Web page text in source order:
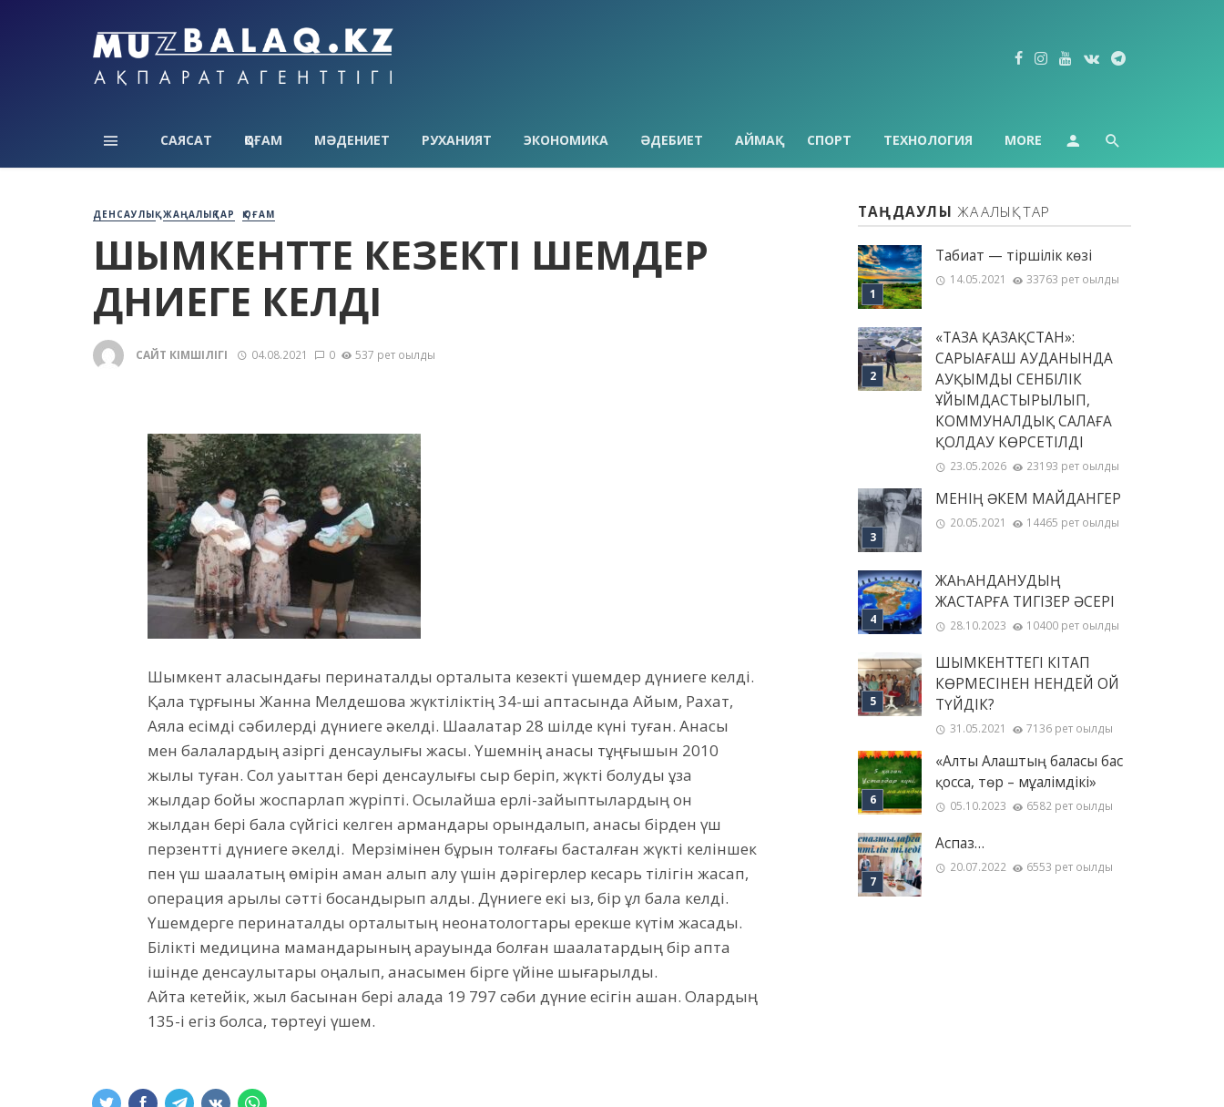
САЯСАТ ҚОҒАМ МӘДЕНИЕТ РУХАНИЯТ ЭКОНОМИКА ӘДЕБИЕТ АЙМАҚ СПОРТ ТЕХНОЛОГИЯ MORE
ДЕНСАУЛЫҚ ЖАҢАЛЫҚТАР ҚОҒАМ
ШЫМКЕНТТЕ КЕЗЕКТІ ҮШЕМДЕР
ДҮНИЕГЕ КЕЛДІ
САЙТ ӘКІМШІЛІГІ 04.08.2021 0 537 рет оқылды
Шымкент қаласындағы перинаталдық орталықта кезекті үшемдер дүниеге келді.
Қала тұрғыны Жанна Мелдешова жүктіліктің 34-ші аптасында Айым, Рахат,
Аяла есімді сәбилерді дүниеге әкелді. Шақалақтар 28 шілде күні туған. Анасы
мен балалардың қазіргі денсаулығы жақсы. Үшемнің анасы тұңғышын 2010
жылы туған. Сол уақыттан бері денсаулығы сыр беріп, жүкті болуды ұзақ
жылдар бойы жоспарлап жүріпті. Осылайша ерлі-зайыптылардың он
жылдан бері бала сүйгісі келген армандары орындалып, анасы бірден үш
перзентті дүниеге әкелді. Мерзімінен бұрын толғағы басталған жүкті келіншек
пен үш шақалақтың өмірін аман алып қалу үшін дәрігерлер кесарь тілігін жасап,
операция арқылы сәтті босандырып алды. Дүниеге екі қыз, бір ұл бала келді.
Үшемдерге перинаталдық орталықтың неонатологтары ерекше күтім жасады.
Білікті медицина мамандарының қарауында болған шақалақтардың бір апта
ішінде денсаулықтары оңалып, анасымен бірге үйіне шығарылды.
Айта кетейік, жыл басынан бері қалада 19 797 сәби дүние есігін ашқан. Олардың
135-і егіз болса, төртеуі үшем.
ТАҢДАУЛЫ ЖАҢАЛЫҚТАР
Табиғат — тіршілік көзі
14.05.2021 33763 рет оқылды
«ТАЗА ҚАЗАҚСТАН»:
САРЫАҒАШ АУДАНЫНДА
АУҚЫМДЫ СЕНБІЛІК
ҰЙЫМДАСТЫРЫЛЫП,
КОММУНАЛДЫҚ САЛАҒА
ҚОЛДАУ КӨРСЕТІЛДІ
23.05.2026 23193 рет оқылды
МЕНІҢ ƏКЕМ МАЙДАНГЕР
20.05.2021 14465 рет оқылды
ЖАҺАНДАНУДЫҢ
ЖАСТАРҒА ТИГІЗЕР ӘСЕРІ
28.10.2023 10400 рет оқылды
ШЫМКЕНТТЕГІ КІТАП
КӨРМЕСІНЕН НЕНДЕЙ ОЙ
ТҮЙДІК?
31.05.2021 7136 рет оқылды
«Алты Алаштың баласы бас
қосса, төр – мұғалімдікі»
05.10.2023 6582 рет оқылды
Аспаз…
20.07.2022 6553 рет оқылды